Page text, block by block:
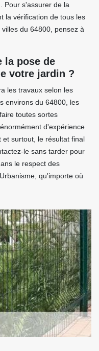
Pour s'assurer de la
la vérification de tous les
du 64800, pensez à
la pose de
votre jardin ?
les travaux selon les
environs du 64800, les
toutes sortes
d'expérience
surtout, le résultat final
le sans tarder pour
le respect des
qu'importe où